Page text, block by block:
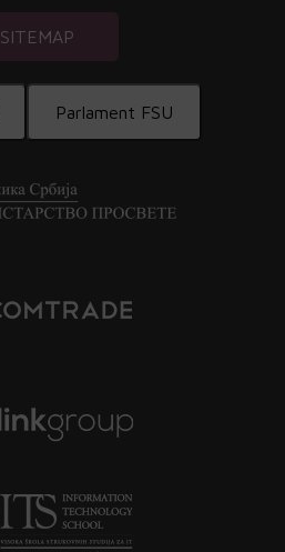
SITEMAP
Parlament FSU